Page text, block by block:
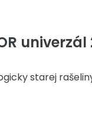
univerzál
starej